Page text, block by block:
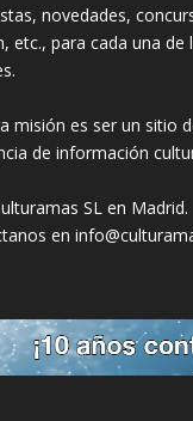
novedades,
etc., para cada una de
misión es ser un sitio
de información
SL en Madrid.
en